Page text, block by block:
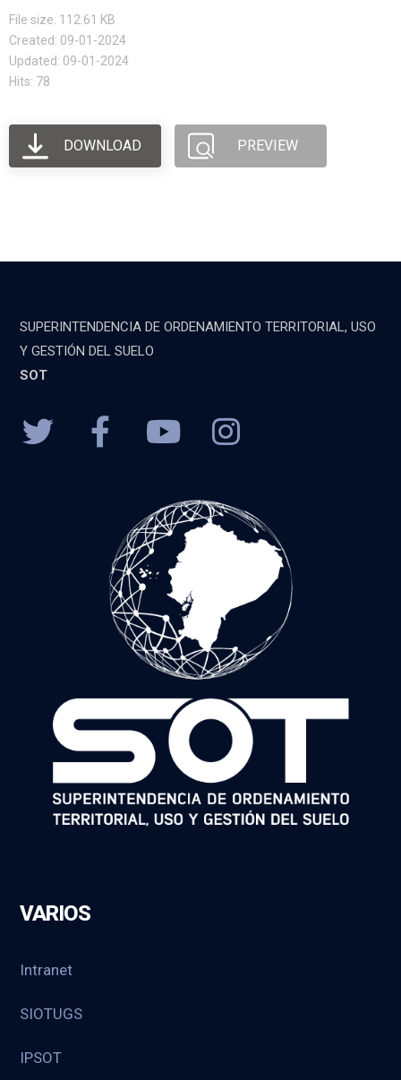
File size: 112.61 KB
Created: 09-01-2024
Updated: 09-01-2024
Hits: 78
DOWNLOAD PREVIEW
SUPERINTENDENCIA DE ORDENAMIENTO TERRITORIAL, USO
Y GESTIÓN DEL SUELO
SOT
VARIOS
Intranet
SIOTUGS
IPSOT